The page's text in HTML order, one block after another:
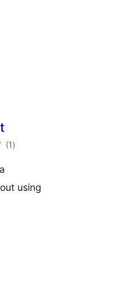
(1 valoracións
totais
)
using